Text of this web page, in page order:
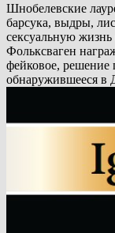
Шнобелевские
барсука, выдры,
сексуальную
Фольксваген
фейковое, решение
обнаружившееся в